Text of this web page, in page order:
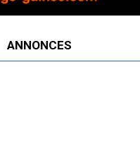
ANNONCES